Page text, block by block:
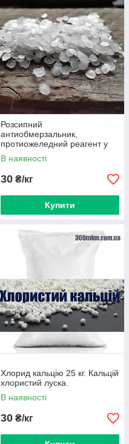
Розсипний
антиобмерзальник,
протиожеледний реагент у
мішках по 25 кг кальцій
хлористий
В наявності
30 ₴/кг
Купити
Хлорид кальцію 25 кг. Кальцій
хлористий луска.
В наявності
30 ₴/кг